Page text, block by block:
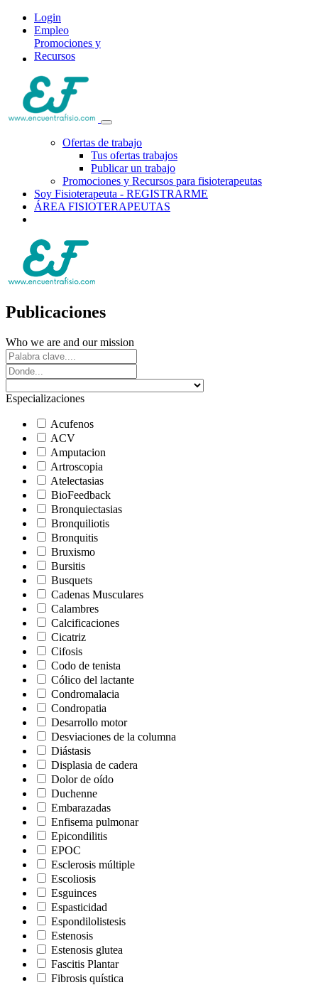
Login
Empleo
Promociones y
Recursos
Ofertas de trabajo
Tus ofertas trabajos
Publicar un trabajo
Promociones y Recursos para fisioterapeutas
Soy Fisioterapeuta - REGISTRARME
ÁREA FISIOTERAPEUTAS
Publicaciones
Who we are and our mission
Especializaciones
Acufenos
ACV
Amputacion
Artroscopia
Atelectasias
BioFeedback
Bronquiectasias
Bronquiliotis
Bronquitis
Bruxismo
Bursitis
Busquets
Cadenas Musculares
Calambres
Calcificaciones
Cicatriz
Cifosis
Codo de tenista
Cólico del lactante
Condromalacia
Condropatia
Desarrollo motor
Desviaciones de la columna
Diástasis
Displasia de cadera
Dolor de oído
Duchenne
Embarazadas
Enfisema pulmonar
Epicondilitis
EPOC
Esclerosis múltiple
Escoliosis
Esguinces
Espasticidad
Espondilolistesis
Estenosis
Estenosis glutea
Fascitis Plantar
Fibrosis quística